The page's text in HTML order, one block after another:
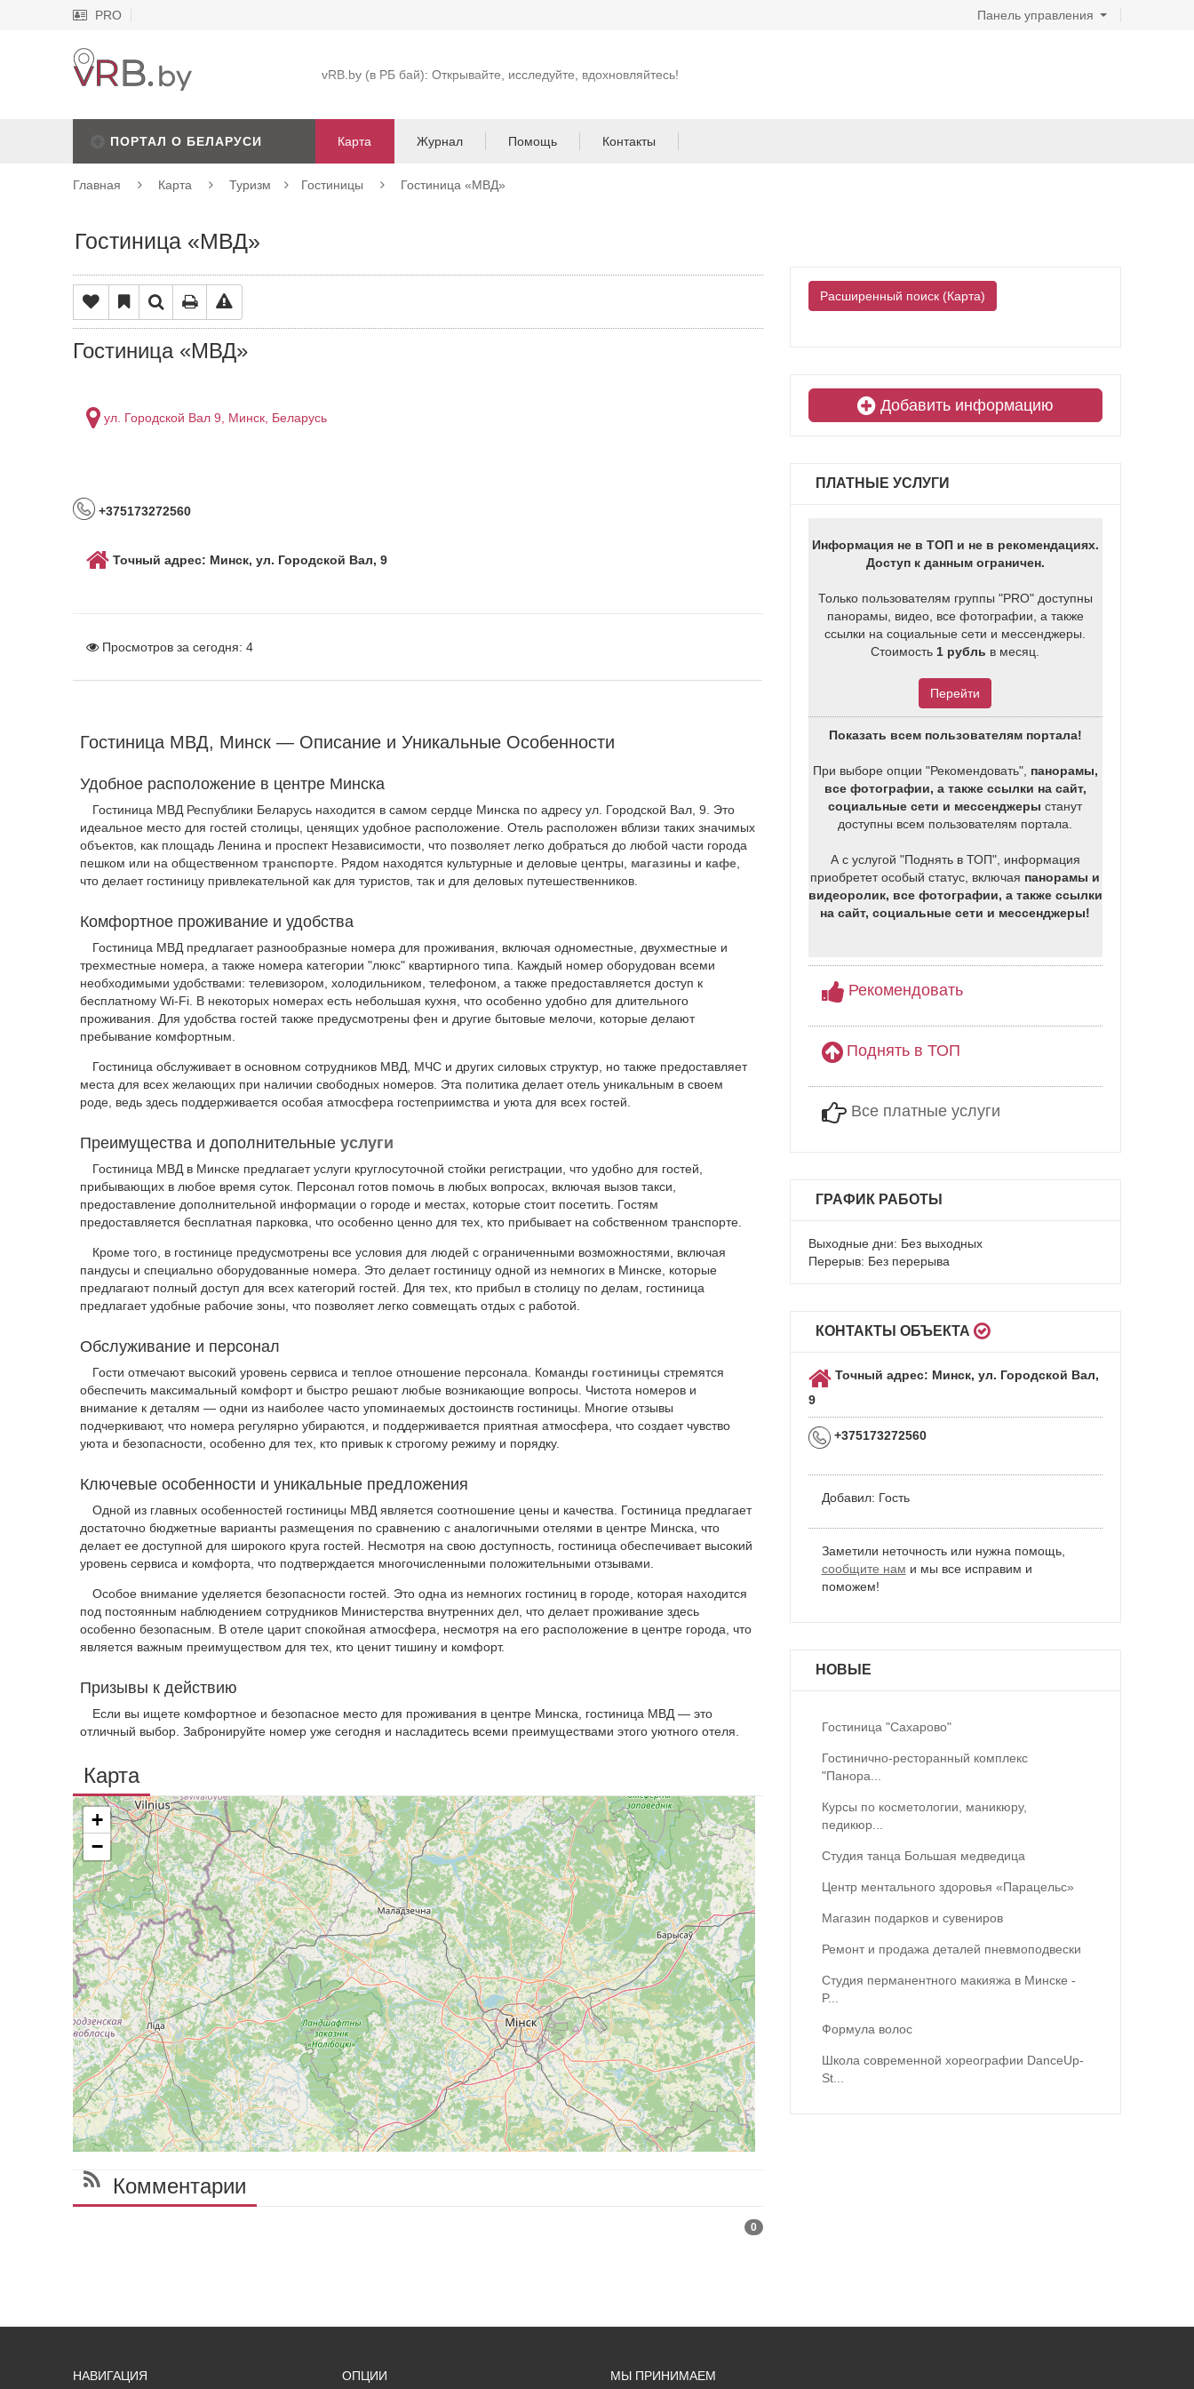
PRO Панель управления
vRB.by (в РБ бай): Открывайте, исследуйте, вдохновляйтесь!
ПОРТАЛ О БЕЛАРУСИ Карта Журнал Помощь Контакты
Главная Карта Туризм Гостиницы Гостиница «МВД»
Гостиница «МВД»
Гостиница «МВД»
ул. Городской Вал 9, Минск, Беларусь
+375173272560
Точный адрес: Минск, ул. Городской Вал, 9
Просмотров за сегодня:4
Гостиница МВД, Минск — Описание и Уникальные Особенности
Удобное расположение в центре Минска
Гостиница МВД Республики Беларусь находится в самом сердце Минска по адресу ул. Городской Вал, 9. Это
идеальное место для гостей столицы, ценящих удобное расположение. Отель расположен вблизи таких значимых
объектов, как площадь Ленина и проспект Независимости, что позволяет легко добраться до любой части города
пешком или на общественномтранспорте. Рядом находятся культурные и деловые центры, магазины и кафе
что делает гостиницу привлекательной как для туристов, так и для деловых путешественников.
Комфортное проживание и удобства
Гостиница МВД предлагает разнообразные номера для проживания, включая одноместные, двухместные и
трехместные номера, а также номера категории "люкс" квартирного типа. Каждый номер оборудован всеми
необходимыми удобствами: телевизором, холодильником, телефоном, а также предоставляется доступ к
бесплатному Wi-Fi. В некоторых номерах есть небольшая кухня, что особенно удобно для длительного
проживания. Для удобства гостей также предусмотрены фен и другие бытовые мелочи, которые делают
пребывание комфортным.
Гостиница обслуживает в основном сотрудников МВД, МЧС и других силовых структур, но также предоставляет
места для всех желающих при наличии свободных номеров. Эта политика делает отель уникальным в своем
роде, ведь здесь поддерживается особая атмосфера гостеприимства и уюта для всех гостей.
Преимущества и дополнительныеуслуги
Гостиница МВД в Минске предлагает услуги круглосуточной стойки регистрации, что удобно для гостей,
прибывающих в любое время суток. Персонал готов помочь в любых вопросах, включая вызов такси,
предоставление дополнительной информации о городе и местах, которые стоит посетить. Гостям
предоставляется бесплатная парковка, что особенно ценно для тех, кто прибывает на собственном транспорте.
Кроме того, в гостинице предусмотрены все условия для людей с ограниченными возможностями, включая
пандусы и специально оборудованные номера. Это делает гостиницу одной из немногих в Минске, которые
предлагают полный доступ для всех категорий гостей. Для тех, кто прибыл в столицу по делам, гостиница
предлагает удобные рабочие зоны, что позволяет легко совмещать отдых с работой.
Обслуживание и персонал
Гости отмечают высокий уровень сервиса и теплое отношение персонала. Команды гостиницы стремятся
обеспечить максимальный комфорт и быстро решают любые возникающие вопросы. Чистота номеров и
внимание к деталям — одни из наиболее часто упоминаемых достоинств гостиницы. Многие отзывы
подчеркивают, что номера регулярно убираются, и поддерживается приятная атмосфера, что создает чувство
уюта и безопасности, особенно для тех, кто привык к строгому режиму и порядку.
Ключевые особенности и уникальные предложения
Одной из главных особенностей гостиницы МВД является соотношение цены и качества. Гостиница предлагает
достаточно бюджетные варианты размещения по сравнению с аналогичными отелями в центре Минска, что
делает ее доступной для широкого круга гостей. Несмотря на свою доступность, гостиница обеспечивает высокий
уровень сервиса и комфорта, что подтверждается многочисленными положительными отзывами.
Особое внимание уделяется безопасности гостей. Это одна из немногих гостиниц в городе, которая находится
под постоянным наблюдением сотрудников Министерства внутренних дел, что делает проживание здесь
особенно безопасным. В отеле царит спокойная атмосфера, несмотря на его расположение в центре города, что
является важным преимуществом для тех, кто ценит тишину и комфорт.
Призывы к действию
Если вы ищете комфортное и безопасное место для проживания в центре Минска, гостиница МВД — это
отличный выбор. Забронируйте номер уже сегодня и насладитесь всеми преимуществами этого уютного отеля.
Карта
+
−
Комментарии
0
Расширенный поиск (Карта)
Добавить информацию
ПЛАТНЫЕ УСЛУГИ
Информация не в ТОП и не в рекомендациях.
Доступ к данным ограничен.
Только пользователям группы "PRO" доступны
панорамы, видео, все фотографии, а также
ссылки на социальные сети и мессенджеры.
Стоимость 1 рубль в месяц.
Перейти
Показать всем пользователям портала!
При выборе опции "Рекомендовать", панорамы,
все фотографии, а также ссылки на сайт,
социальные сети и мессенджеры станут
доступны всем пользователям портала.
А с услугой "Поднять в ТОП", информация
приобретет особый статус, включая панорамы и
видеоролик, все фотографии, а также ссылки
на сайт, социальные сети и мессенджеры!
Рекомендовать
Поднять в ТОП
Все платные услуги
ГРАФИК РАБОТЫ
Выходные дни: Без выходных
Перерыв: Без перерыва
КОНТАКТЫ ОБЪЕКТА
Точный адрес: Минск, ул. Городской Вал,
9
+375173272560
Добавил: Гость
Заметили неточность или нужна помощь,
сообщите нам и мы все исправим и
поможем!
НОВЫЕ
Гостиница "Сахарово"
Гостинично-ресторанный комплекс
"Панора...
Курсы по косметологии, маникюру,
педикюр...
Студия танца Большая медведица
Центр ментального здоровья «Парацельс»
Магазин подарков и сувениров
Ремонт и продажа деталей пневмоподвески
Студия перманентного макияжа в Минске -
P...
Формула волос
Школа современной хореографии DanceUp-
St...
НАВИГАЦИЯ ОПЦИИ МЫ ПРИНИМАЕМ